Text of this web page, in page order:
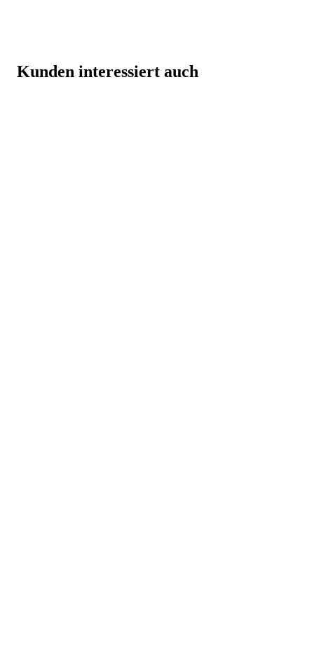
Kunden interessiert auch